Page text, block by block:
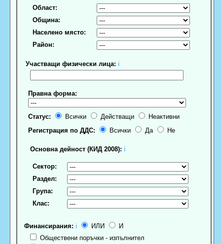
Област:
Община:
Населено място:
Район:
Участващи физически лица: ℹ
Правна форма:
Статус: Всички Действащи
Неактивни
Регистрация по ДДС:
Всички Да Не
Основна дейност (КИД 2008): ℹ
Сектор:
Раздел:
Група:
Клас:
Финансирания: ℹ ИЛИ
И
Обществени поръчки - изпълнител